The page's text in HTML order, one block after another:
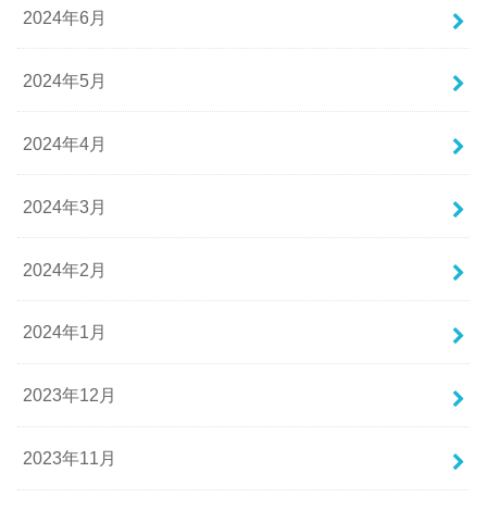
2024年6月
2024年5月
2024年4月
2024年3月
2024年2月
2024年1月
2023年12月
2023年11月